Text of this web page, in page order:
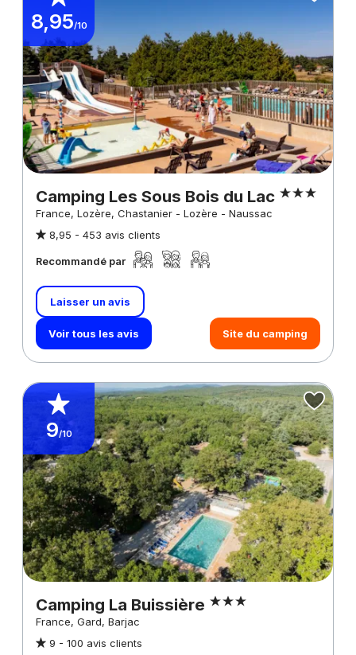
8,95/10
Camping Les Sous Bois du Lac
France, Lozère, Chastanier - Lozère - Naussac
8,95 - 453 avis clients
Recommandé par
Laisser un avis
Voir tous les avis Site du camping
9/10
Camping La Buissière
France, Gard, Barjac
9 - 100 avis clients